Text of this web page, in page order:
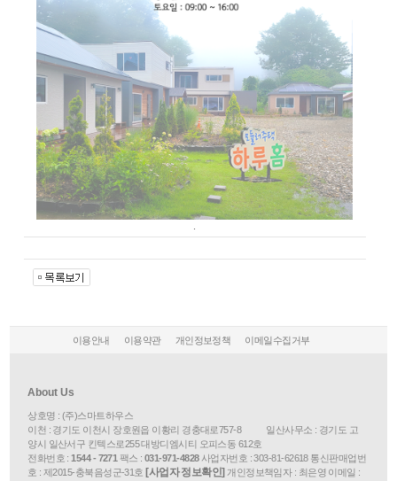
.
이용안내 이용약관 개인정보정책 이메일수집거부
About Us
상호명 : (주)스마트하우스
이천 : 경기도 이천시 장호원읍 이황리 경충대로757-8 일산사무소 : 경기도 고
양시 일산서구 킨텍스로255 대방디엠시티 오피스동 612호
전화번호 :1544 - 7271 팩스 :031-971-4828사업자번호 :303-81-62618통신판매업번
호 :제2015-충북음성군-31호 [사업자 정보확인] 개인정보책임자 : 최은영 이메일 :